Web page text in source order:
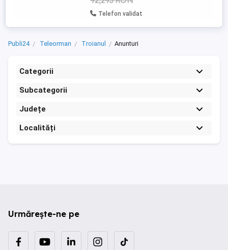
Telefon validat
Publi24 Teleorman Troianul Anunturi
Categorii
Subcategorii
Județe
Localități
Urmărește-ne pe